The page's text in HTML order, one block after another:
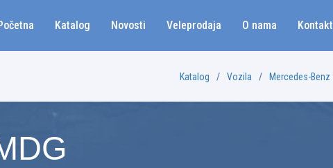
Katalog Novosti Veleprodaja O nama Kontakt
Katalog Vozila Mercedes-Benz